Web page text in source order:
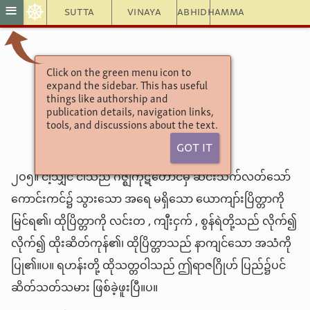
Sutta Vinaya Abhidhamma
≡ ☸
Click on the green menu icon to
expand the sidebar. This has useful
things like authorship and
publication details, navigation links,
tools, and discussions about the text.
Got It
သံယုတ္တနိကာယ်—၁၉
၁—ပဌမဝဂ်
၄—နိစ္ဆဝိသုတ်
၂ဝ၅။ ငါ့သျှင် ငါသည် ဂိဇ္ဈကုဋ်တောင်မှ ဆင်းသက်လတ်သော်
ကောင်းကင်၌ သွားသော အရေ မရှိသော ယောကျာ်းပြိတ္တာကို
မြင်ရ၏၊ ထိုပြိတ္တာကို လင်းတ , ကျီးငှက် , စွန်ရဲတို့သည် လိုက်၍
လိုက်၍ ထိုးဆိတ်ကုန်၏၊ ထိုပြိတ္တာသည် နာကျင်သော အသံကို
ပြု၏။ပ။ ရဟန်းတို့ ထိုသတ္တဝါသည် ဤရာဇဂြိုဟ် ပြည်၌ပင်
ဆိတ်သတ်သမား ဖြစ်ခဲ့ဖူးပြီ။ပ။